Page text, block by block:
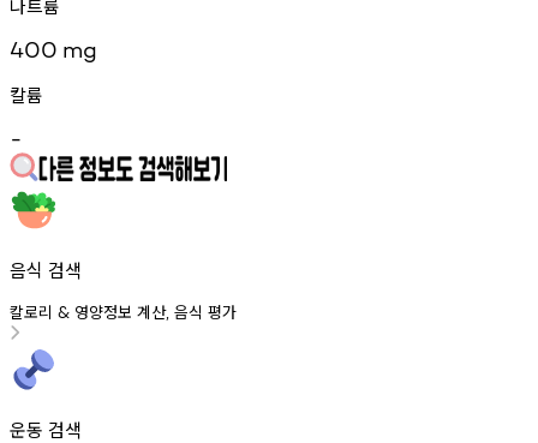
나트륨
400 mg
칼륨
-
음식 검색
칼로리 & 영양정보 계산, 음식 평가
운동 검색